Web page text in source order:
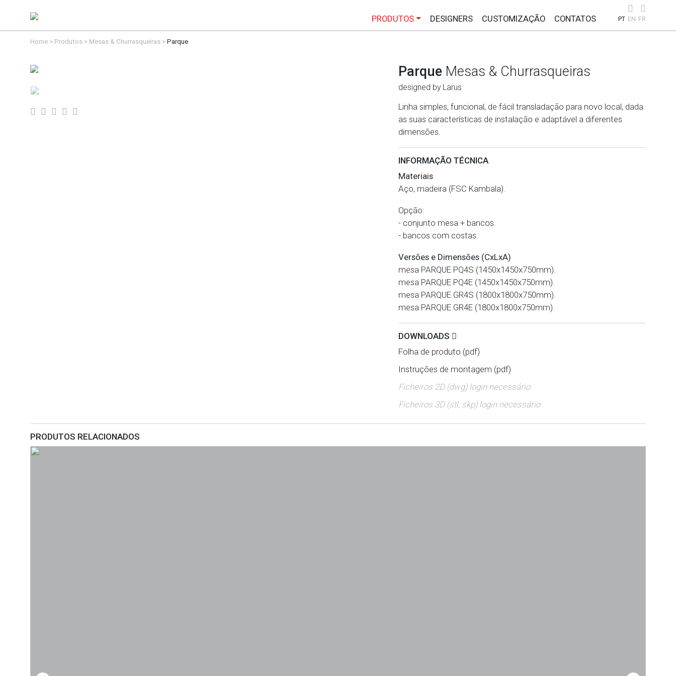
PRODUTOS DESIGNERS CUSTOMIZAÇÃO CONTATOS PT EN FR
Home > Produtos > Mesas & Churrasqueiras >Parque
Parque Mesas & Churrasqueiras
designed by Larus
Linha simples, funcional, de fácil transladação para novo local, dada
as suas características de instalação e adaptável a diferentes
dimensões.
INFORMAÇÃO TÉCNICA
Materiais
Aço, madeira (FSC Kambala).
Opção:
- conjunto mesa + bancos.
- bancos com costas.
Versões e Dimensões (CxLxA)
mesa PARQUE PQ4S (1450x1450x750mm).
mesa PARQUE PQ4E (1450x1450x750mm).
mesa PARQUE GR4S (1800x1800x750mm).
mesa PARQUE GR4E (1800x1800x750mm).
DOWNLOADS
Folha de produto (pdf)
Instruções de montagem (pdf)
Ficheiros 2D (dwg) login necessário
Ficheiros 3D (stl, skp) login necessário
PRODUTOS RELACIONADOS